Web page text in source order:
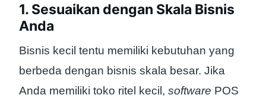
1. Sesuaikan dengan Skala Bisnis
Anda
Bisnis kecil tentu memiliki kebutuhan yang
berbeda dengan bisnis skala besar. Jika
Anda memiliki toko ritel kecil, software POS